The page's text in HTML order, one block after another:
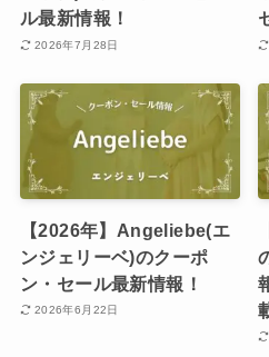
ル最新情報！
2026年7月28日
【2026年】Angeliebe(エ
ンジェリーベ)のクーポ
ン・セール最新情報！
2026年6月22日